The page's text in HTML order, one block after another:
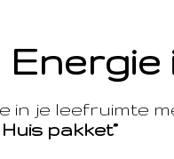
je leefruimte
Huis pakket”